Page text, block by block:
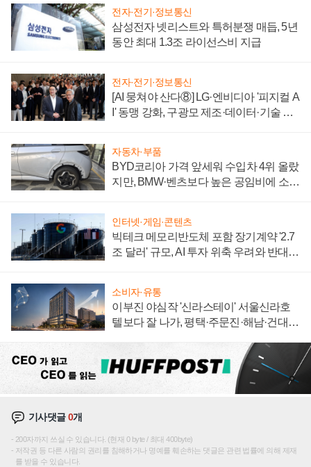
전자·전기·정보통신
삼성전자 넷리스트와 특허분쟁 매듭, 5년
동안 최대 1.3조 라이선스비 지급
전자·전기·정보통신
[AI 뭉쳐야 산다⑧] LG·엔비디아 '피지컬 A
I' 동맹 강화, 구광모 제조·데이터·기술 결
자동차·부품
BYD코리아 가격 앞세워 수입차 4위 올랐
지만, BMW·벤츠보다 높은 공임비에 소비
인터넷·게임·콘텐츠
빅테크 메모리반도체 포함 장기계약 '2.7
조 달러' 규모, AI 투자 위축 우려와 반대
소비자·유통
이부진 야심작 '신라스테이' 서울신라호
텔보다 잘 나가, 평택·주문진·해남·건대로
기사댓글0개
200자까지 쓰실 수 있습니다. (현재 0 byte / 최대 400byte)
저작권 등 다른 사람의 권리를 침해하거나 명예를 훼손하는 댓글은 관련 법률에 의해 제재
를 받을 수 있습니다.